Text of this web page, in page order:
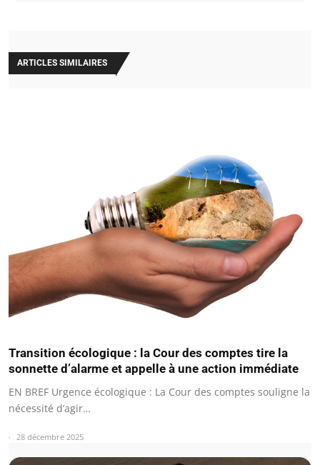
ARTICLES SIMILAIRES
Transition écologique : la Cour des comptes tire la
sonnette d’alarme et appelle à une action immédiate
EN BREF Urgence écologique : La Cour des comptes souligne la
nécessité d’agir…
28 décembre 2025